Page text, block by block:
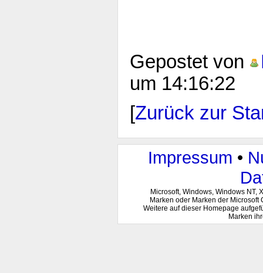
Gepostet von
um 14:16:22
[Zurück zur
Impressum •
Microsoft, Windows, Windows NT,
Marken oder Marken der
Weitere auf dieser Homepage
Marken